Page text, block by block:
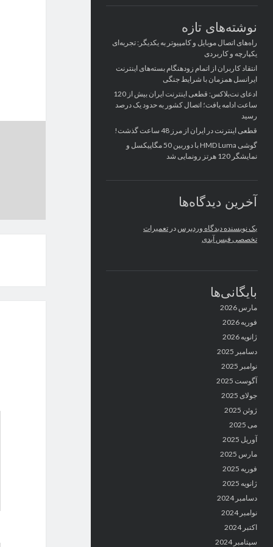
نوشته‌های تازه
راه‌های اتصال موبایل و کامپیوتر به یکدیگر: تجربه‌ای
یکپارچه و کاربردی
انتقاد کاربران از اتمام زودهنگام بسته‌های اینترنت
ایرانسل همزمان با شرایط جنگی
ادعای نت‌بلاکس: قطعی اینترنت ایران بیش از 120
ساعت ادامه یافت؛ اتصال کشور به حدود یک درصد
رسید
قطعی اینترنت در ایران از مرز 48 ساعت گذشت!
گوشی HMD Luma با دوربین 50 مگاپیکسل و
نمایشگر 120 هرتز رونمایی شد
آخرین دیدگاه‌ها
یک نویسنده دیدگاه وردپرس در تعمیرات
تخصصی فیس آیدی
بایگانی‌ها
مارس 2026
فوریه 2026
ژانویه 2026
دسامبر 2025
نوامبر 2025
آگوست 2025
جولای 2025
ژوئن 2025
می 2025
آوریل 2025
مارس 2025
فوریه 2025
ژانویه 2025
دسامبر 2024
نوامبر 2024
اکتبر 2024
سپتامبر 2024